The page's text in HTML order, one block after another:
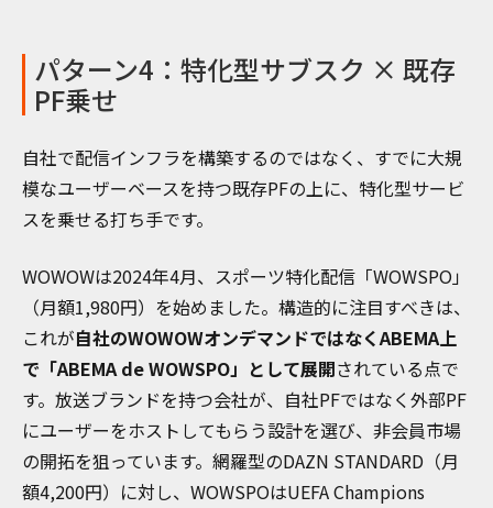
パターン4：特化型サブスク × 既存
PF乗せ
自社で配信インフラを構築するのではなく、すでに大規
模なユーザーベースを持つ既存PFの上に、特化型サービ
スを乗せる打ち手です。
WOWOWは2024年4月、スポーツ特化配信「WOWSPO」
（月額1,980円）を始めました。構造的に注目すべきは、
これが自社のWOWOWオンデマンドではなくABEMA上
で「ABEMA de WOWSPO」として展開されている点で
す。放送ブランドを持つ会社が、自社PFではなく外部PF
にユーザーをホストしてもらう設計を選び、非会員市場
の開拓を狙っています。網羅型のDAZN STANDARD（月
額4,200円）に対し、WOWSPOはUEFA Champions